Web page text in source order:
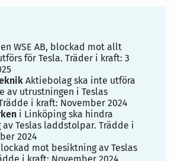
WSE AB, blockad mot allt
för Tesla. Träder i kraft: 3
Aktiebolag ska inte utföra
av utrustningen i Teslas
i kraft: November 2024
i Linköping ska hindra
Teslas laddstolpar. Trädde i
2024
mot besiktning av Teslas
i kraft: November 2024.